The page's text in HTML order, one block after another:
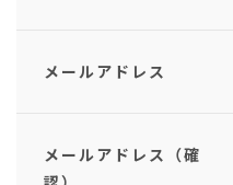
メールアドレス
メールアドレス（確